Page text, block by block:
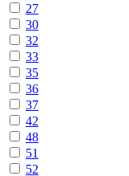
27
30
32
33
35
36
37
42
48
51
52